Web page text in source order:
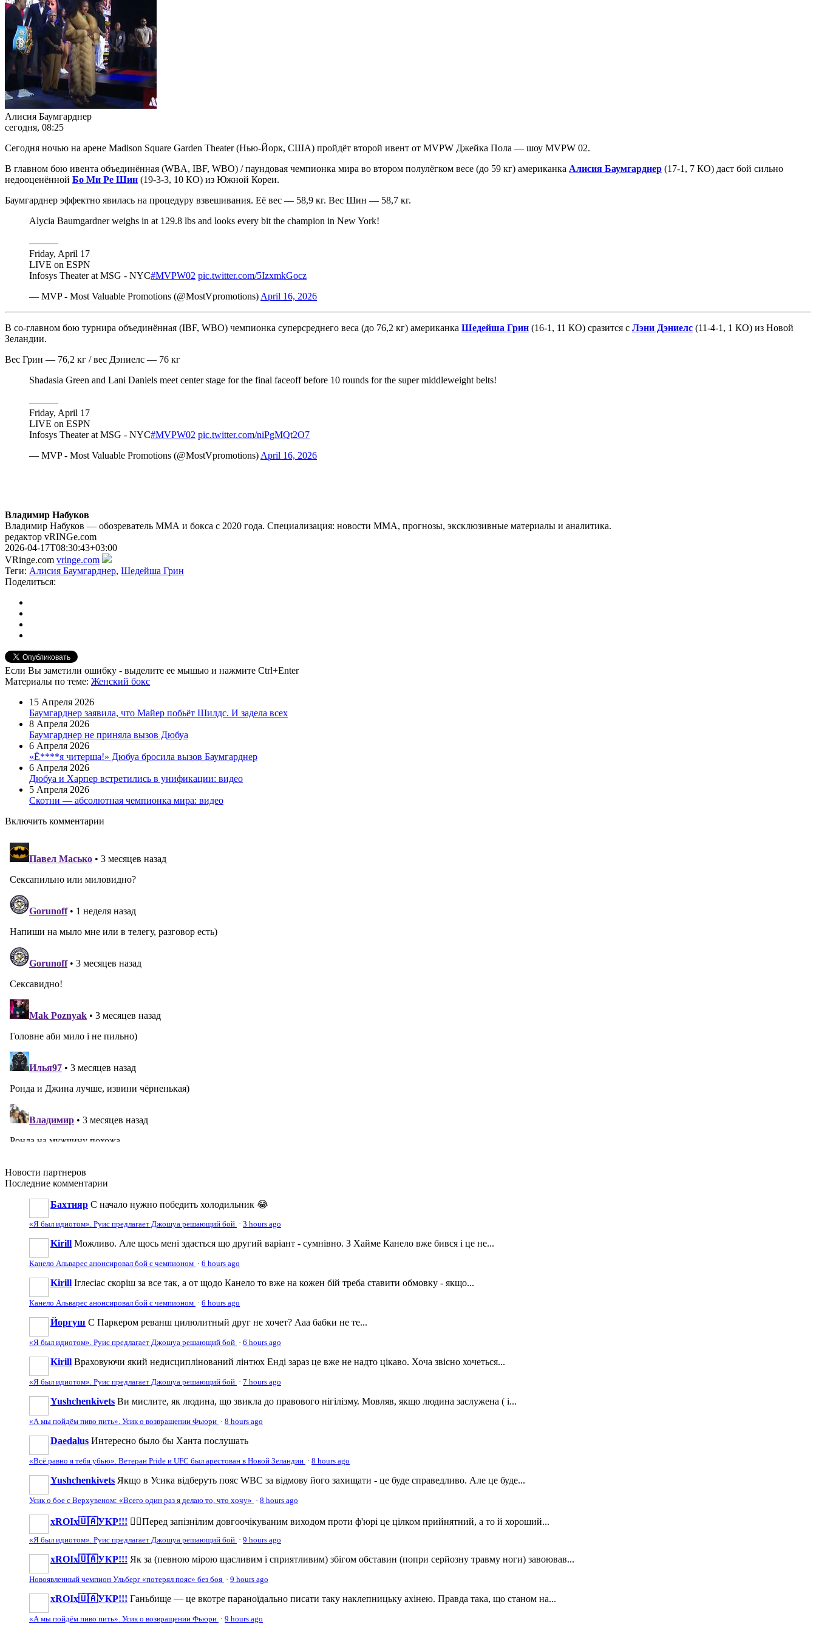
Алисия Баумгарднер
сегодня, 08:25
Сегодня ночью на арене Madison Square Garden Theater (Нью-Йорк, США) пройдёт второй ивент от MVPW Джейка Пола — шоу MVPW 02.
В главном бою ивента объединённая (WBA, IBF, WBO) / паундовая чемпионка мира во втором полулёгком весе (до 59 кг) американка Алисия Баумгарднер (17-1, 7 КО) даст бой сильно
недооценённой Бо Ми Ре Шин (19-3-3, 10 КО) из Южной Кореи.
Баумгарднер эффектно явилась на процедуру взвешивания. Её вес — 58,9 кг. Вес Шин — 58,7 кг.
Alycia Baumgardner weighs in at 129.8 lbs and looks every bit the champion in New York!
———
Friday, April 17
LIVE on ESPN
Infosys Theater at MSG - NYC#MVPW02 pic.twitter.com/5IzxmkGocz
— MVP - Most Valuable Promotions (@MostVpromotions) April 16, 2026
В со-главном бою турнира объединённая (IBF, WBO) чемпионка суперсреднего веса (до 76,2 кг) американка Шедейша Грин (16-1, 11 КО) сразится с Лэни Дэниелс (11-4-1, 1 КО) из Новой
Зеландии.
Вес Грин — 76,2 кг / вес Дэниелс — 76 кг
Shadasia Green and Lani Daniels meet center stage for the final faceoff before 10 rounds for the super middleweight belts!
———
Friday, April 17
LIVE on ESPN
Infosys Theater at MSG - NYC#MVPW02 pic.twitter.com/niPgMQt2O7
— MVP - Most Valuable Promotions (@MostVpromotions) April 16, 2026
Владимир Набуков
Владимир Набуков — обозреватель ММА и бокса с 2020 года. Специализация: новости ММА, прогнозы, эксклюзивные материалы и аналитика.
редактор vRINGe.com
2026-04-17T08:30:43+03:00
VRinge.com vringe.com
Теги: Алисия Баумгарднер, Шедейша Грин
Поделиться:
Если Вы заметили ошибку - выделите ее мышью и нажмите Ctrl+Enter
Материалы по теме: Женский бокс
15 Апреля 2026
Баумгарднер заявила, что Майер побьёт Шилдс. И задела всех
8 Апреля 2026
Баумгарднер не приняла вызов Дюбуа
6 Апреля 2026
«Ё****я читерша!» Дюбуа бросила вызов Баумгарднер
6 Апреля 2026
Дюбуа и Харпер встретились в унификации: видео
5 Апреля 2026
Скотни — абсолютная чемпионка мира: видео
Включить комментарии
Новости партнеров
Последние комментарии
Бахтияр С начало нужно победить холодильник 😂
«Я был идиотом». Руис предлагает Джошуа решающий бой · 3 hours ago
Kirill Можливо. Але щось мені здається що другий варіант - сумнівно. З Хайме Канело вже бився і це не...
Канело Альварес анонсировал бой с чемпионом · 6 hours ago
Kirill Іглесіас скоріш за все так, а от щодо Канело то вже на кожен бій треба ставити обмовку - якщо...
Канело Альварес анонсировал бой с чемпионом · 6 hours ago
Йоргуш С Паркером реванш цилюлитный друг не хочет? Ааа бабки не те...
«Я был идиотом». Руис предлагает Джошуа решающий бой · 6 hours ago
Kirill Враховуючи який недисциплінований лінтюх Енді зараз це вже не надто цікаво. Хоча звісно хочеться...
«Я был идиотом». Руис предлагает Джошуа решающий бой · 7 hours ago
Yushchenkivets Ви мислите, як людина, що звикла до правового нігілізму. Мовляв, якщо людина заслужена ( і...
«А мы пойдём пиво пить». Усик о возвращении Фьюри · 8 hours ago
Daedalus Интересно было бы Ханта послушать
«Всё равно я тебя убью». Ветеран Pride и UFC был арестован в Новой Зеландии · 8 hours ago
Yushchenkivets Якщо в Усика відберуть пояс WBC за відмову його захищати - це буде справедливо. Але це буде...
Усик о бое с Верхувеном: «Всего один раз я делаю то, что хочу» · 8 hours ago
xROIx🇺🇦УКР!!! ☝🏼Перед запізнілим довгоочікуваним виходом проти ф'юрі це цілком прийнятний, а то й хороший...
«Я был идиотом». Руис предлагает Джошуа решающий бой · 9 hours ago
xROIx🇺🇦УКР!!! Як за (певною мірою щасливим і сприятливим) збігом обставин (попри серйозну травму ноги) завоював...
Новоявленный чемпион Ульберг «потерял пояс» без боя · 9 hours ago
xROIx🇺🇦УКР!!! Ганьбище — це вкотре параноїдально писати таку наклепницьку ахінею. Правда така, що станом на...
«А мы пойдём пиво пить». Усик о возвращении Фьюри · 9 hours ago